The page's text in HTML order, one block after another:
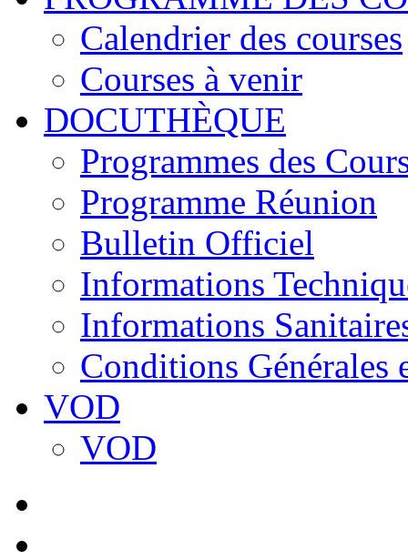
Calendrier des courses
Courses à venir
DOCUTHÈQUE
Programmes des
Programme Réunion
Bulletin Officiel
Informations
Informations
Conditions Générales
VOD
VOD